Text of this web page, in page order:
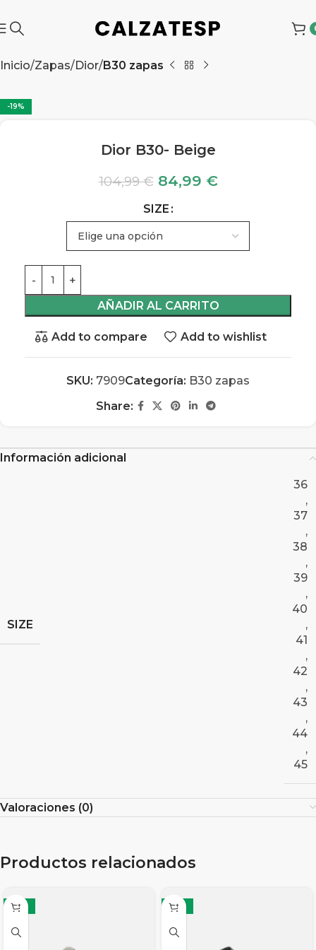
Inicio Zapas Dior B30 zapas
-19%
Dior B30- Beige
104,99€ 84,99 €
SIZE
AÑADIR AL CARRITO
Add to compare Add to wishlist
SKU: 7909Categoría: B30 zapas
Share:
Información adicional
SIZE
36
,
37
,
38
,
39
,
40
,
41
,
42
,
43
,
44
,
45
Valoraciones (0)
Productos relacionados
-19% -19%